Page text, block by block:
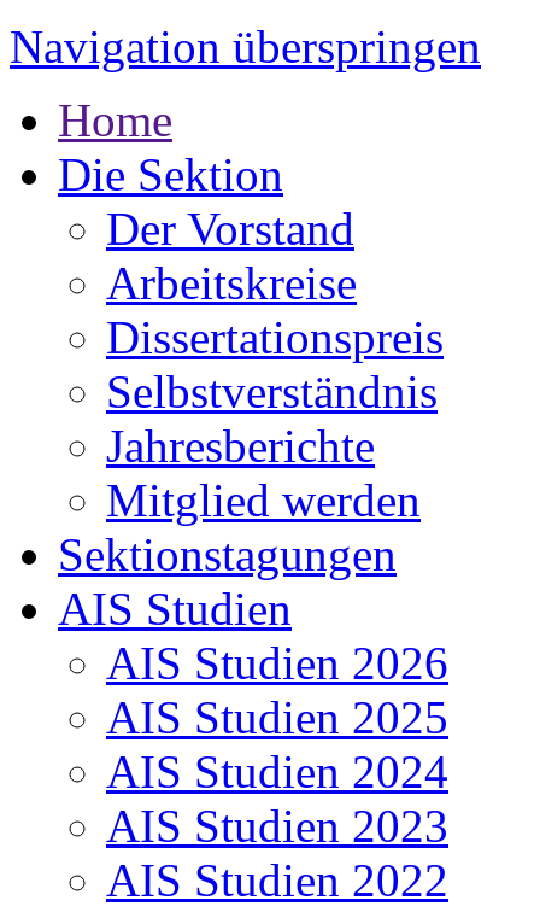
Navigation überspringen
Home
Die Sektion
Der Vorstand
Arbeitskreise
Dissertationspreis
Selbstverständnis
Jahresberichte
Mitglied werden
Sektionstagungen
AIS Studien
AIS Studien 2026
AIS Studien 2025
AIS Studien 2024
AIS Studien 2023
AIS Studien 2022